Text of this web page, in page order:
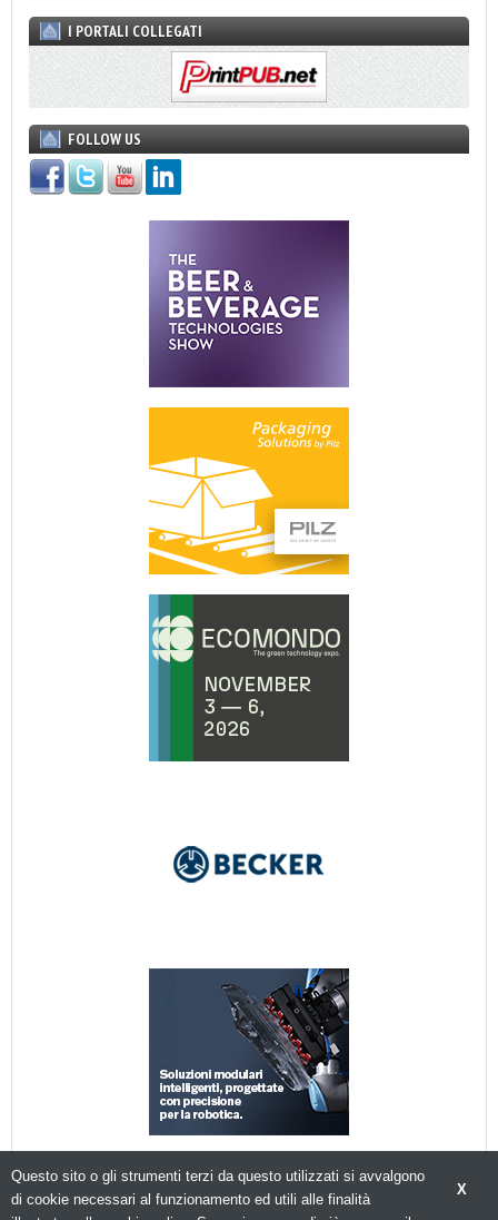
I PORTALI COLLEGATI
FOLLOW US
X
Questo sito o gli strumenti terzi da questo utilizzati si avvalgono
di cookie necessari al funzionamento ed utili alle finalità